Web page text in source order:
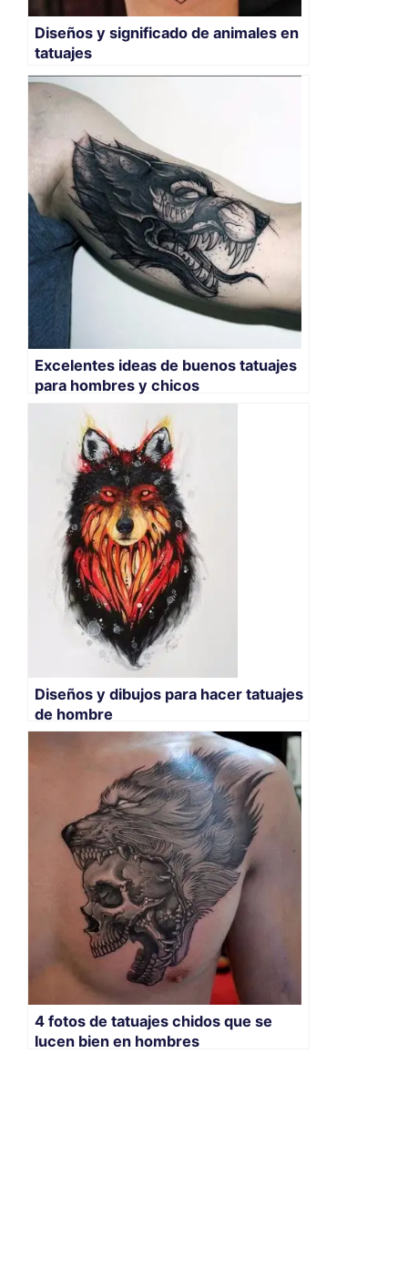
Diseños y significado de animales en
tatuajes
Excelentes ideas de buenos tatuajes
para hombres y chicos
Diseños y dibujos para hacer tatuajes
de hombre
4 fotos de tatuajes chidos que se
lucen bien en hombres